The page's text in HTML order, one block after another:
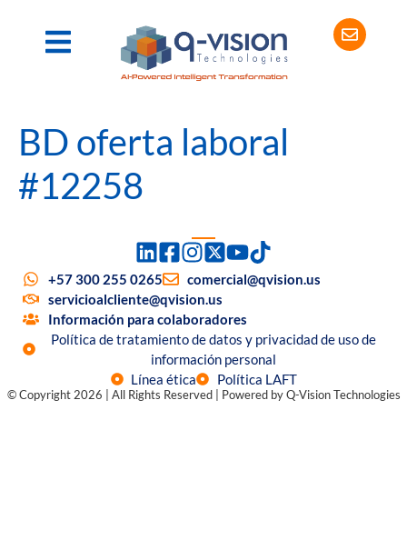
BD oferta laboral
#12258
+57 300 255 0265
comercial@qvision.us
servicioalcliente@qvision.us
Información para colaboradores
Política de tratamiento de datos y privacidad de uso de
información personal
Línea ética
Política LAFT
© Copyright 2026 | All Rights Reserved | Powered by Q-Vision Technologies